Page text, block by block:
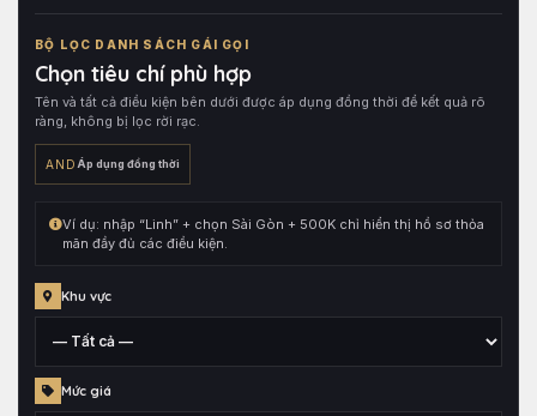
trong
tên
hồ
sơ,
đó
kết
hợp
cùng
bộ
điều
kiện
đang
chọn.
BỘ LỌC DANH SÁCH GÁI GỌI
Chọn tiêu chí phù hợp
Tên và tất cả điều kiện bên dưới được áp dụng đồng thời để kết quả rõ
ràng, không bị lọc rời rạc.
AND Áp dụng đồng thời
Ví dụ: nhập “Linh” + chọn Sài Gòn + 500K chỉ hiển thị hồ sơ thỏa
mãn đầy đủ các điều kiện.
Khu vực
Tỉnh,
thành
Mức giá